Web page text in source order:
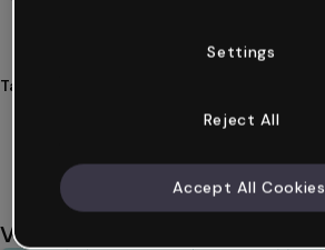
Tags
ofertas
Você também pode gostar
Settings
Reject All
Accept All Cookies